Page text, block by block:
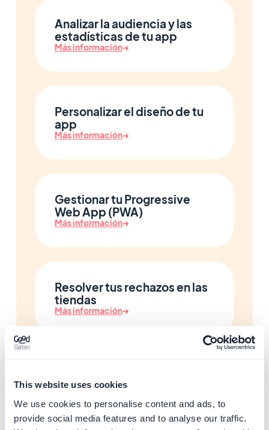
This website uses cookies
We use cookies to personalise content and ads, to
provide social media features and to analyse our traffic.
Analizar la audiencia y las
estadísticas de tu app
Más información→
Personalizar el diseño de tu
app
Más información→
Gestionar tu Progressive
Web App (PWA)
Más información→
Resolver tus rechazos en las
tiendas
Más información→
y tu programa de fidelidad
Más información